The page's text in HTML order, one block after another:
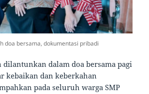
doa bersama, dokumentasi pribadi
dilantunkan dalam doa bersama pagi
kebaikan dan keberkahan
pada seluruh warga SMP